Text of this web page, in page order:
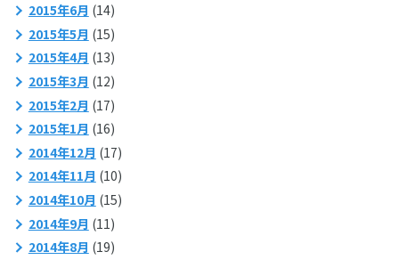
2015年6月 (14)
2015年5月 (15)
2015年4月 (13)
2015年3月 (12)
2015年2月 (17)
2015年1月 (16)
2014年12月 (17)
2014年11月 (10)
2014年10月 (15)
2014年9月 (11)
2014年8月 (19)